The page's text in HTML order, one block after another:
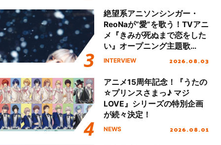
絶望系アニソンシンガー・
ReoNaが“愛”を歌う！TVアニ
メ『きみが死ぬまで恋をした
い』オープニング主題歌
「Amore」インタビュー
INTERVIEW 2026.08.03
アニメ15周年記念！『うたの
☆プリンスさまっ♪ マジ
LOVE』シリーズの特別企画
が続々決定！
NEWS 2026.08.01